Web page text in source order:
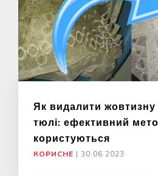
Як видалити жовтизну
тюлі: ефективний
користуються
КОРИСНЕ | 30.06.2023